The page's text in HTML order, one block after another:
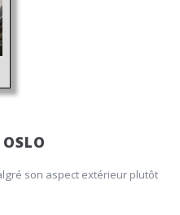
son aspect extérieur plutôt